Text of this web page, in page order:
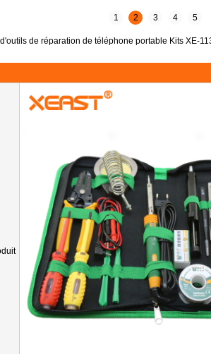
1 2 3 4 5
de réparation de téléphone portable Kits XE-